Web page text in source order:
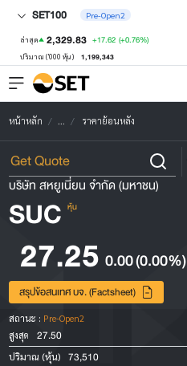
SET100 Pre-Open2
ล่าสุด 2,329.83 +17.62 (+0.76%)
ปริมาณ ('000 หุ้น) 1,199,343
หน้าหลัก ... ราคาย้อนหลัง
บริษัท สหยูเนี่ยน จำกัด (มหาชน)
SUC หุ้น
27.25 0.00(0.00%)
สรุปข้อสนเทศ บจ. (Factsheet)
สถานะ : Pre-Open2
สูงสุด
27.50
ปริมาณ (หุ้น) 73,510